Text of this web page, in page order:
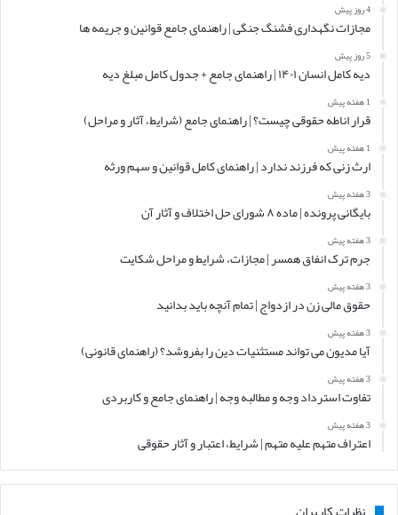
4 روز پیش
مجازات نگهداری فشنگ جنگی | راهنمای جامع قوانین و جریمه ها
5 روز پیش
دیه کامل انسان ۱۴۰۱ | راهنمای جامع + جدول کامل مبلغ دیه
1 هفته پیش
قرار اناطه حقوقی چیست؟ | راهنمای جامع (شرایط، آثار و مراحل)
1 هفته پیش
ارث زنی که فرزند ندارد | راهنمای کامل قوانین و سهم ورثه
3 هفته پیش
بایگانی پرونده | ماده ۸ شورای حل اختلاف و آثار آن
3 هفته پیش
جرم ترک انفاق همسر | مجازات، شرایط و مراحل شکایت
3 هفته پیش
حقوق مالی زن در ازدواج | تمام آنچه باید بدانید
3 هفته پیش
آیا مدیون می تواند مستثنیات دین را بفروشد؟ (راهنمای قانونی)
3 هفته پیش
تفاوت استرداد وجه و مطالبه وجه | راهنمای جامع و کاربردی
3 هفته پیش
اعتراف متهم علیه متهم | شرایط، اعتبار و آثار حقوقی